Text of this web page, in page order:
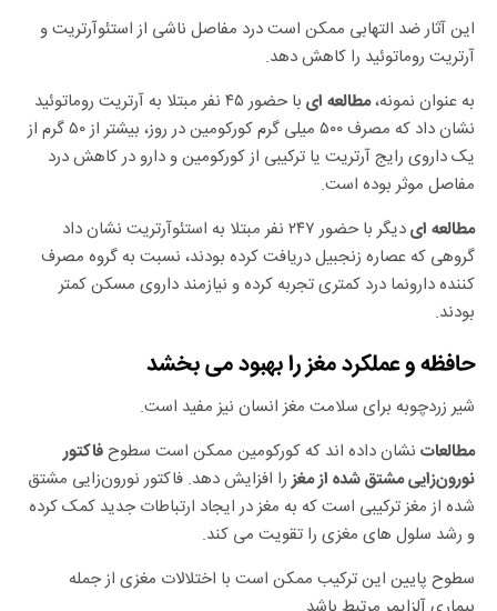
این آثار ضد التهابی ممکن است درد مفاصل ناشی از استئوآرتریت و
آرتریت روماتوئید را کاهش دهد.
به عنوان نمونه،مطالعه ای
با حضور ۴۵ نفر مبتلا به آرتریت روماتوئید
نشان داد که مصرف ۵۰۰ میلی گرم کورکومین در روز، بیشتر از ۵۰ گرم از
یک داروی رایج آرتریت یا ترکیبی از کورکومین و دارو در کاهش درد
مفاصل موثر بوده است.
مطالعه ای
دیگر با حضور ۲۴۷ نفر مبتلا به استئوآرتریت نشان داد
گروهی که عصاره زنجبیل دریافت کرده بودند، نسبت به گروه مصرف
کننده دارونما درد کمتری تجربه کرده و نیازمند داروی مسکن کمتر
بودند.
حافظه و عملکرد مغز را بهبود می بخشد
شیر زردچوبه برای سلامت مغز انسان نیز مفید است.
مطالعات نشان داده اند که کورکومین ممکن است سطوحفاکتور
نورونزایی مشتق شده از مغزرا افزایش دهد. فاکتور نورون‌زایی مشتق
شده از مغز ترکیبی است که به مغز در ایجاد ارتباطات جدید کمک کرده
و رشد سلول های مغزی را تقویت می کند.
سطوح پایین این ترکیب ممکن است با اختلالات مغزی از جمله